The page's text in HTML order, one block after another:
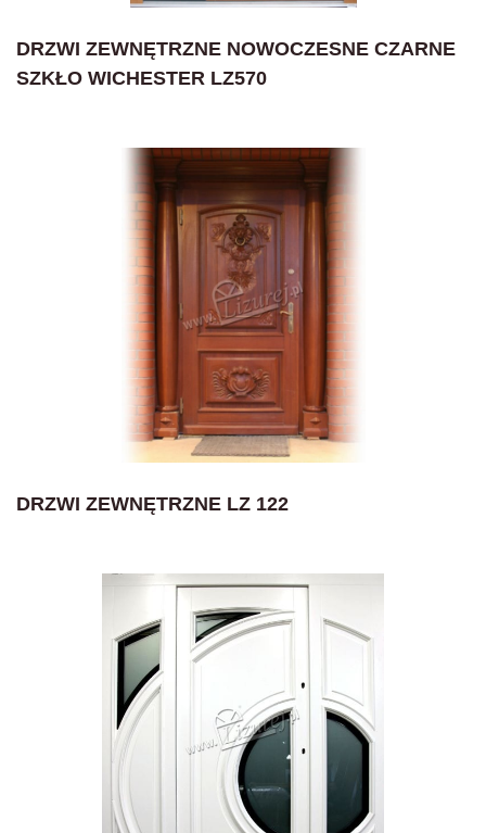
DRZWI ZEWNĘTRZNE NOWOCZESNE CZARNE
SZKŁO WICHESTER LZ570
DRZWI ZEWNĘTRZNE LZ 122